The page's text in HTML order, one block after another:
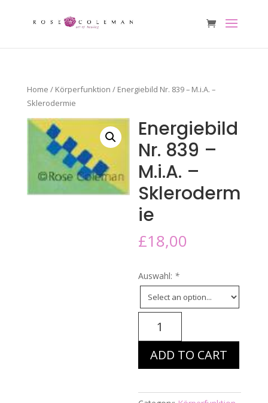
Home / Körperfunktion / Energiebild Nr. 839 – M.i.A. –
Sklerodermie
Energiebild
Nr. 839 –
M.i.A. –
Skleroderm
ie
£18,00
Auswahl: *
ADD TO CART